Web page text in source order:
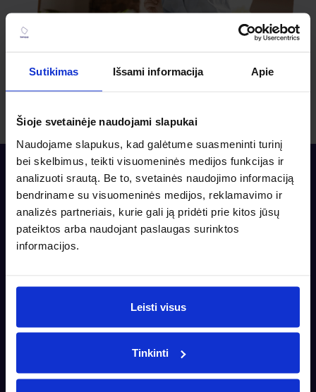
Sutikimas Išsami informacija Apie
Šioje svetainėje naudojami slapukai
Naudojame slapukus, kad galėtume suasmeninti turinį
bei skelbimus, teikti visuomeninės medijos funkcijas ir
analizuoti srautą. Be to, svetainės naudojimo informaciją
bendriname su visuomeninės medijos, reklamavimo ir
analizės partneriais, kurie gali ją pridėti prie kitos jūsų
pateiktos arba naudojant paslaugas surinktos
informacijos.
Leisti visus
Tinkinti
Įžvalgos
Vertingos įžvalgos
reikiamu laiku
galimybę įžvelgti pinigų srautų tendencijas. Taip kursite dar